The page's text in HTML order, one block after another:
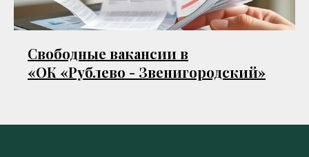
Свободные вакансии в
«ОК «Рублево - Звенигородский»